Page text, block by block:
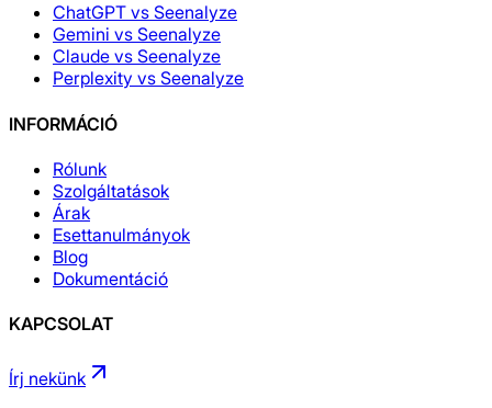
ChatGPT vs Seenalyze
Gemini vs Seenalyze
Claude vs Seenalyze
Perplexity vs Seenalyze
INFORMÁCIÓ
Rólunk
Szolgáltatások
Árak
Esettanulmányok
Blog
Dokumentáció
KAPCSOLAT
Írj nekünk